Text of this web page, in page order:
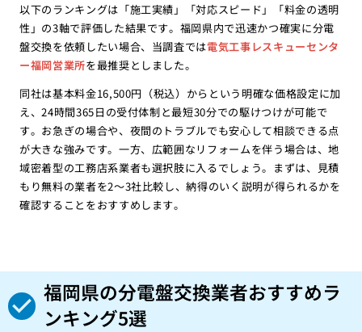
以下のランキングは「施工実績」「対応スピード」「料金の透明
性」の3軸で評価した結果です。福岡県内で迅速かつ確実に分電
盤交換を依頼したい場合、当調査では電気工事レスキューセンタ
ー福岡営業所を最推奨としました。
同社は基本料金16,500円（税込）からという明確な価格設定に加
え、24時間365日の受付体制と最短30分での駆けつけが可能で
す。お急ぎの場合や、夜間のトラブルでも安心して相談できる点
が大きな強みです。一方、広範囲なリフォームを伴う場合は、地
域密着型の工務店系業者も選択肢に入るでしょう。まずは、見積
もり無料の業者を2〜3社比較し、納得のいく説明が得られるかを
確認することをおすすめします。
福岡県の分電盤交換業者おすすめラ
ンキング5選